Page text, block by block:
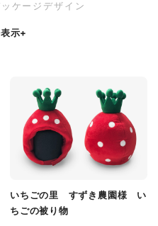
ケージデザイン
示+
いちごの里 すずき農園様 い
ちごの被り物